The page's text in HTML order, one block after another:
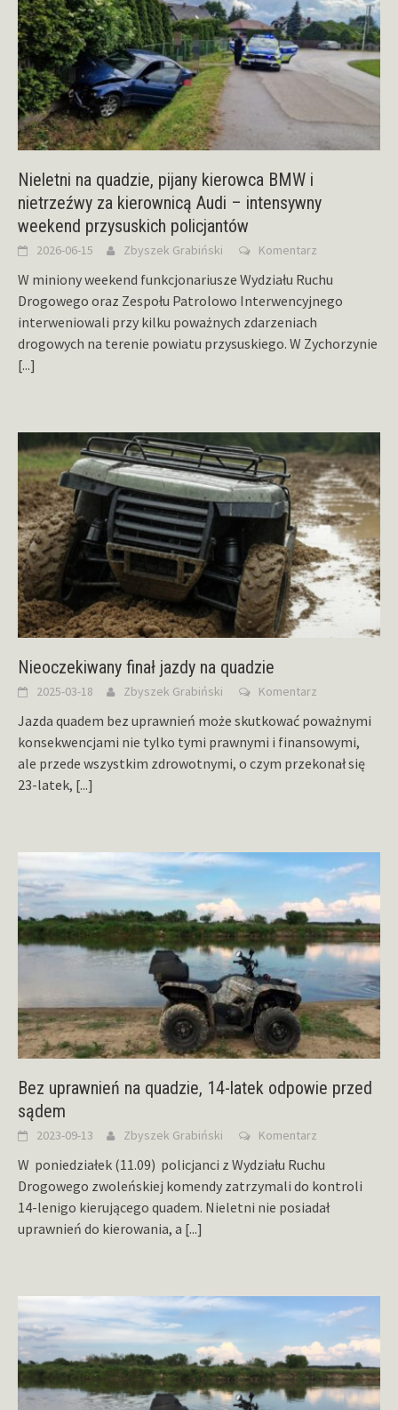
Nieletni na quadzie, pijany kierowca BMW i
nietrzeźwy za kierownicą Audi – intensywny
weekend przysuskich policjantów
2026-06-15 Zbyszek Grabiński Komentarz
W miniony weekend funkcjonariusze Wydziału Ruchu
Drogowego oraz Zespołu Patrolowo Interwencyjnego
interweniowali przy kilku poważnych zdarzeniach
drogowych na terenie powiatu przysuskiego. W Zychorzynie
[...]
Nieoczekiwany finał jazdy na quadzie
2025-03-18 Zbyszek Grabiński Komentarz
Jazda quadem bez uprawnień może skutkować poważnymi
konsekwencjami nie tylko tymi prawnymi i finansowymi,
ale przede wszystkim zdrowotnymi, o czym przekonał się
23-latek, [...]
Bez uprawnień na quadzie, 14-latek odpowie przed
sądem
2023-09-13 Zbyszek Grabiński Komentarz
W poniedziałek (11.09) policjanci z Wydziału Ruchu
Drogowego zwoleńskiej komendy zatrzymali do kontroli
14-lenigo kierującego quadem. Nieletni nie posiadał
uprawnień do kierowania, a [...]